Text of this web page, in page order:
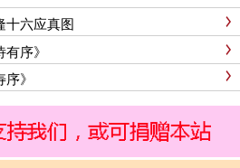
十六应真图
序》
》